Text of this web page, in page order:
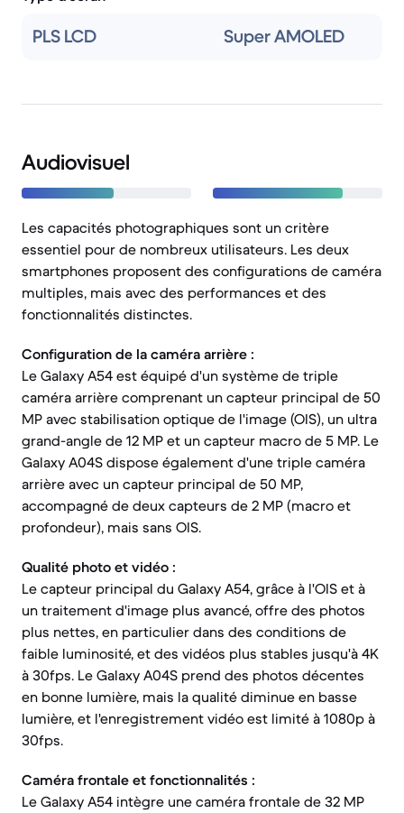
PLS LCD Super AMOLED
Audiovisuel
Les capacités photographiques sont un critère
essentiel pour de nombreux utilisateurs. Les deux
smartphones proposent des configurations de caméra
multiples, mais avec des performances et des
fonctionnalités distinctes.
Configuration de la caméra arrière :
Le Galaxy A54 est équipé d'un système de triple
caméra arrière comprenant un capteur principal de 50
MP avec stabilisation optique de l'image (OIS), un ultra
grand-angle de 12 MP et un capteur macro de 5 MP. Le
Galaxy A04S dispose également d'une triple caméra
arrière avec un capteur principal de 50 MP,
accompagné de deux capteurs de 2 MP (macro et
profondeur), mais sans OIS.
Qualité photo et vidéo :
Le capteur principal du Galaxy A54, grâce à l'OIS et à
un traitement d'image plus avancé, offre des photos
plus nettes, en particulier dans des conditions de
faible luminosité, et des vidéos plus stables jusqu'à 4K
à 30fps. Le Galaxy A04S prend des photos décentes
en bonne lumière, mais la qualité diminue en basse
lumière, et l'enregistrement vidéo est limité à 1080p à
30fps.
Caméra frontale et fonctionnalités :
Le Galaxy A54 intègre une caméra frontale de 32 MP